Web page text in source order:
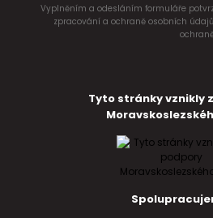
Vyplněním a odesláním formuláře
zpracování a ochraně osobních
Tyto stránky vznikly